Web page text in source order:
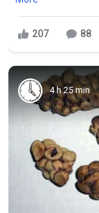
207 88
4 h 25 min